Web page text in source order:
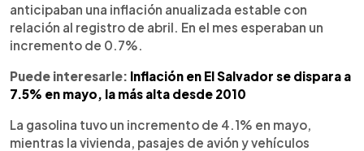
anticipaban una inflación anualizada estable con
relación al registro de abril. En el mes esperaban un
incremento de 0.7%.
Puede interesarle: Inflación en El Salvador se dispara a
7.5% en mayo, la más alta desde 2010
La gasolina tuvo un incremento de 4.1% en mayo,
mientras la vivienda, pasajes de avión y vehículos